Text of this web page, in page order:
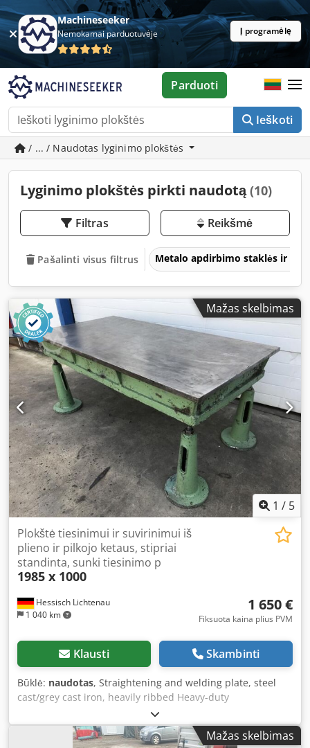
Machineseeker
Nemokamai parduotuvėje Į programėlę
Ieškoti
Parduoti
/ ... / Naudotas lyginimo plokštės
Lyginimo plokštės pirkti naudotą(10)
Filtras Reikšmė
Pašalinti visus filtrus Metalo apdirbimo staklės ir
Mažas skelbimas
1 / 5
Hessisch Lichtenau
1 040 km
Plokštė tiesinimui ir suvirinimui iš
plieno ir pilkojo ketaus, stipriai
standinta, sunki tiesinimo p
1985 x 1000
1 650 €
Fiksuota kaina plius PVM
Klausti Skambinti
Būklė: naudotas, Straightening and welding plate, steel
cast/grey cast iron, heavily ribbed Heavy-duty
straightening plate Length: 1985 mm Codpfjkpwuxsx
Amysrf Width: 1000 mm Thickness with ribs: 220 mm
Working height: 860 mm Plate thickness: approx. 35 mm
Mažas skelbimas